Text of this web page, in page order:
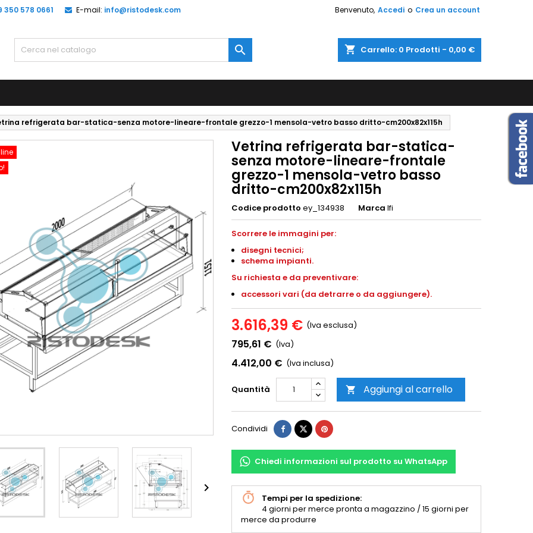
350 578 0661 E-mail: info@ristodesk.com Benvenuto, Accedi o Crea un account
shopping_cart Carrello: 0 Prodotti - 0,00 €

refrigerata bar-statica-senza motore-lineare-frontale grezzo-1 mensola-vetro basso dritto-cm200x82x115h

Vetrina refrigerata bar-statica-
senza motore-lineare-frontale
grezzo-1 mensola-vetro basso
dritto-cm200x82x115h
Codice prodotto ey_134938 Marca Ifi
Scorrere le immagini per:
disegni tecnici;
schema impianti.
Su richiesta e da preventivare:
accessori vari (da detrarre o da aggiungere).
3.616,39 € (Iva esclusa)
795,61 € (Iva)
4.412,00 € (Iva inclusa)
Quantità  Aggiungi al carrello
Condividi
Chiedi informazioni sul prodotto su WhatsApp
Tempi per la spedizione:
4 giorni per merce pronta a magazzino / 15 giorni per
merce da produrre